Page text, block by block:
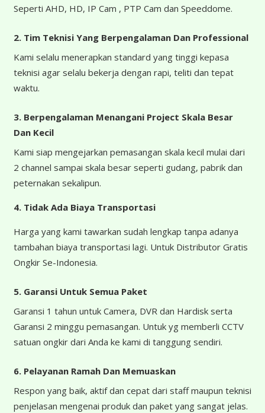
Seperti AHD, HD, IP Cam , PTP Cam dan Speeddome.
2. Tim Teknisi Yang Berpengalaman Dan Professional
Kami selalu menerapkan standard yang tinggi kepasa
teknisi agar selalu bekerja dengan rapi, teliti dan tepat
waktu.
3. Berpengalaman Menangani Project Skala Besar
Dan Kecil
Kami siap mengejarkan pemasangan skala kecil mulai dari
2 channel sampai skala besar seperti gudang, pabrik dan
peternakan sekalipun.
4. Tidak Ada Biaya Transportasi
Harga yang kami tawarkan sudah lengkap tanpa adanya
tambahan biaya transportasi lagi. Untuk Distributor Gratis
Ongkir Se-Indonesia.
5. Garansi Untuk Semua Paket
Garansi 1 tahun untuk Camera, DVR dan Hardisk serta
Garansi 2 minggu pemasangan. Untuk yg memberli CCTV
satuan ongkir dari Anda ke kami di tanggung sendiri.
6. Pelayanan Ramah Dan Memuaskan
Respon yang baik, aktif dan cepat dari staff maupun teknisi
penjelasan mengenai produk dan paket yang sangat jelas.